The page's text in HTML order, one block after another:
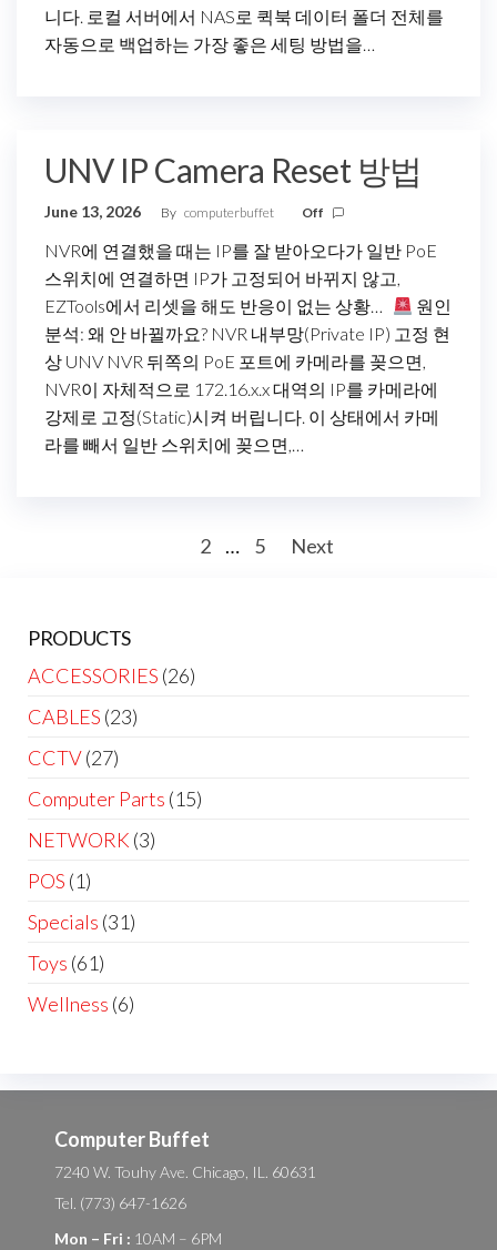
니다. 로컬 서버에서 NAS로 퀵북 데이터 폴더 전체를
자동으로 백업하는 가장 좋은 세팅 방법을…
UNV IP Camera Reset 방법
June 13, 2026 By computerbuffet Off
NVR에 연결했을 때는 IP를 잘 받아오다가 일반 PoE
스위치에 연결하면 IP가 고정되어 바뀌지 않고,
EZTools에서 리셋을 해도 반응이 없는 상황…
원인
분석: 왜 안 바뀔까요? NVR 내부망(Private IP) 고정 현
상 UNV NVR 뒤쪽의 PoE 포트에 카메라를 꽂으면,
NVR이 자체적으로 172.16.x.x 대역의 IP를 카메라에
강제로 고정(Static)시켜 버립니다. 이 상태에서 카메
라를 빼서 일반 스위치에 꽂으면,…
2 … 5 Next
PRODUCTS
ACCESSORIES (26)
CABLES (23)
CCTV(27)
Computer Parts (15)
NETWORK (3)
POS (1)
Specials (31)
Toys (61)
Wellness (6)
Computer Buffet
7240 W. Touhy Ave. Chicago, IL. 60631
Tel. (773) 647-1626
Mon – Fri : 10AM – 6PM